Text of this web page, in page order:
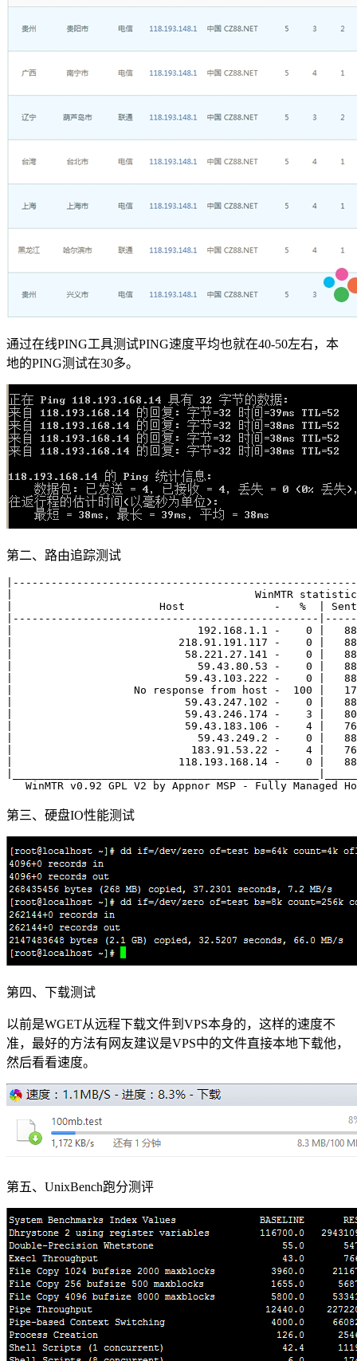
通过在线PING工具测试PING速度平均也就在40-50左右，本
地的PING测试在30多。
第二、路由追踪测试
|                                      WinMTR
|                       Host              -   %  | Sent |
|------------------------------------------------
|                             192.168.1.1 -    0 |
|                          218.91.191.117 -    0 |
|                           58.221.27.141 -    0 |
|                             59.43.80.53 -    0 |
|                           59.43.103.222 -    0 |
|                   No response from host -  100
|                           59.43.247.102 -    0 |
|                           59.43.246.174 -    3 |
|                           59.43.183.106 -    4 |
|                             59.43.249.2 -    0 |
|                            183.91.53.22 -    4 |
|                          118.193.168.14 -    0 |
第三、硬盘IO性能测试
第四、下载测试
以前是WGET从远程下载文件到VPS本身的，这样的速度不
准，最好的方法有网友建议是VPS中的文件直接本地下载他，
然后看看速度。
第五、UnixBench跑分测评